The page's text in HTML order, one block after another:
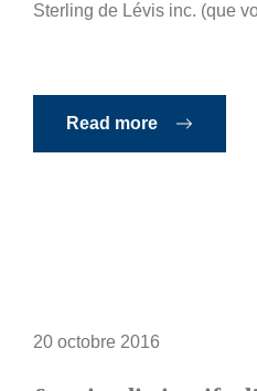
Sterling de Lévis inc. (que
Read more
20 octobre 2016